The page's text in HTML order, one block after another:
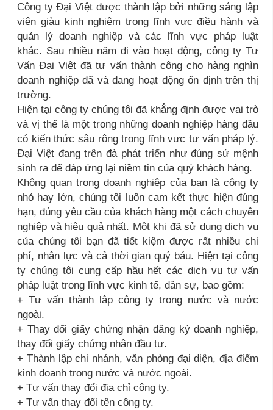
Công ty Đại Việt được thành lập bởi những sáng lập
viên giàu kinh nghiệm trong lĩnh vực điều hành và
quản lý doanh nghiệp và các lĩnh vực pháp luật
khác. Sau nhiều năm đi vào hoạt động, công ty Tư
Vấn Đại Việt đã tư vấn thành công cho hàng nghìn
doanh nghiệp đã và đang hoạt động ổn định trên thị
trường.
Hiện tại công ty chúng tôi đã khẳng định được vai trò
và vị thế là một trong những doanh nghiệp hàng đầu
có kiến thức sâu rộng trong lĩnh vực tư vấn pháp lý.
Đại Việt đang trên đà phát triển như đúng sứ mệnh
sinh ra để đáp ứng lại niềm tin của quý khách hàng.
Không quan trọng doanh nghiệp của bạn là công ty
nhỏ hay lớn, chúng tôi luôn cam kết thực hiện đúng
hạn, đúng yêu cầu của khách hàng một cách chuyên
nghiệp và hiệu quả nhất. Một khi đã sử dụng dịch vụ
của chúng tôi bạn đã tiết kiệm được rất nhiều chi
phí, nhân lực và cả thời gian quý báu. Hiện tại công
ty chúng tôi cung cấp hầu hết các dịch vụ tư vấn
pháp luật trong lĩnh vực kinh tế, dân sự, bao gồm:
+ Tư vấn thành lập công ty trong nước và nước
ngoài.
+ Thay đổi giấy chứng nhận đăng ký doanh nghiệp,
thay đổi giấy chứng nhận đầu tư.
+ Thành lập chi nhánh, văn phòng đại diện, địa điểm
kinh doanh trong nước và nước ngoài.
+ Tư vấn thay đổi địa chỉ công ty.
+ Tư vấn thay đổi tên công ty.